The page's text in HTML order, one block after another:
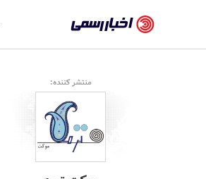
رسمی
-
اخبار
تایید
شده
شرکت‌ها،
منتشر کننده: